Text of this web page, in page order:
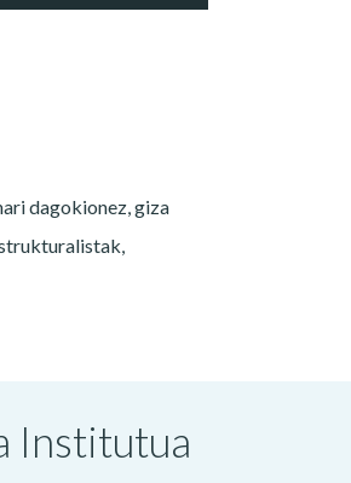
dagokionez, giza
Institutua